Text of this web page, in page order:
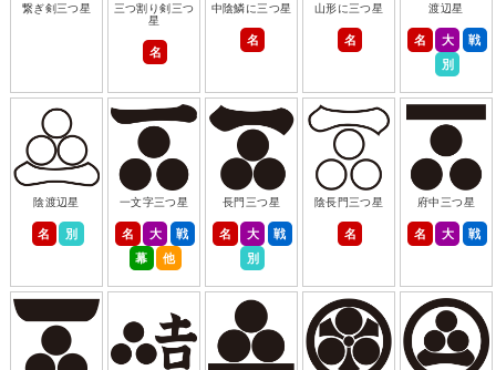
繋ぎ剣三つ星
三つ割り剣三つ
星
名
中陰鱗に三つ星
名
山形に三つ星
名
渡辺星
名 大
戦
別
陰渡辺星
名 別
一文字三つ星
名 大
戦
幕
他
長門三つ星
名 大
戦
別
陰長門三つ星
名
府中三つ星
名 大 戦